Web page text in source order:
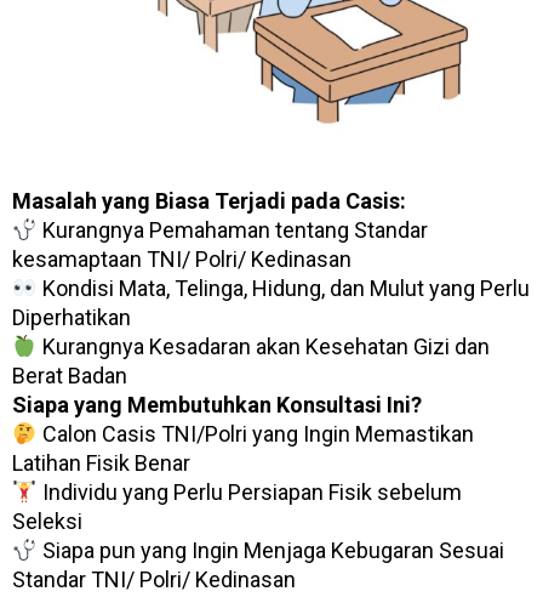
Masalah yang Biasa Terjadi pada Casis:
Kurangnya Pemahaman tentang Standar
kesamaptaan TNI/ Polri/ Kedinasan
Kondisi Mata, Telinga, Hidung, dan Mulut yang Perlu
Diperhatikan
Kurangnya Kesadaran akan Kesehatan Gizi dan
Berat Badan
Siapa yang Membutuhkan Konsultasi Ini?
Calon Casis TNI/Polri yang Ingin Memastikan
Latihan Fisik Benar
Individu yang Perlu Persiapan Fisik sebelum
Seleksi
Siapa pun yang Ingin Menjaga Kebugaran Sesuai
Standar TNI/ Polri/ Kedinasan